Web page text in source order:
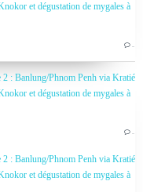
et dégustation de mygales à
…
: Banlung/Phnom Penh via Kratié
et dégustation de mygales à
…
: Banlung/Phnom Penh via Kratié
et dégustation de mygales à